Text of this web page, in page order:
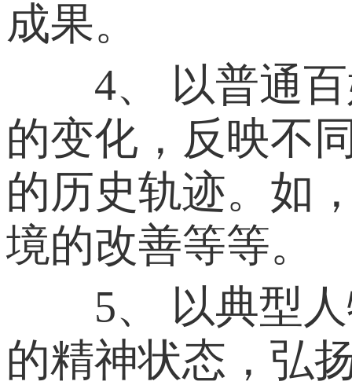
成果。
4、 以普通百
的变化，反映不
的历史轨迹。如
境的改善等等。
5、 以典型人
的精神状态，弘